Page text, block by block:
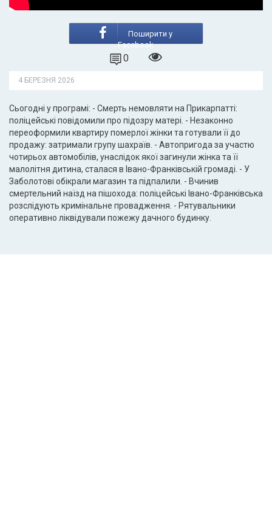
Поширити у
Facebook
0
4 БЕРЕЗНЯ 2026
Сьогодні у програмі: - Смерть немовляти на Прикарпатті:
поліцейські повідомили про підозру матері. - Незаконно
переоформили квартиру померлої жінки та готували її до
продажу: затримали групу шахраїв. - Автопригода за участю
чотирьох автомобілів, унаслідок якої загинули жінка та її
малолітня дитина, сталася в Івано-Франківській громаді. - У
Заболотові обікрали магазин та підпалили. - Вчинив
смертельний наїзд на пішохода: поліцейські Івано-Франківська
розслідують кримінальне провадження. - Рятувальники
оперативно ліквідували пожежу дачного будинку.